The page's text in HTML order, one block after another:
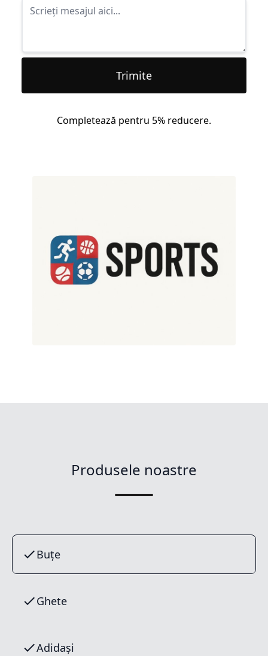
Trimite
Completează pentru 5% reducere.
Produsele noastre
Buțe
Ghete
Adidași